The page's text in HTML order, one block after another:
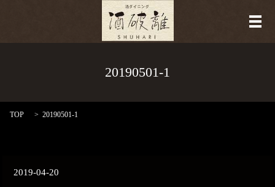
メ
20190501-1
TOP 20190501-1
2019-04-20